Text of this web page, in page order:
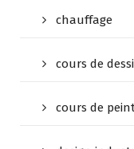
chauffage
cours de
cours de